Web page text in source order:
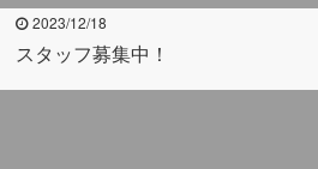
2023/12/18
スタッフ募集中！